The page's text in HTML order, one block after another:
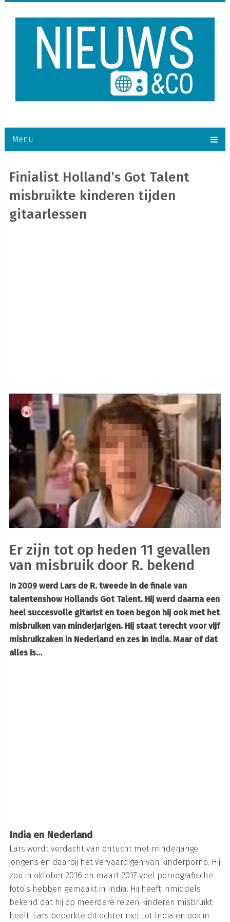
Menu
Finialist Holland’s Got Talent
misbruikte kinderen tijden
gitaarlessen
Er zijn tot op heden 11 gevallen
van misbruik door R. bekend
In 2009 werd Lars de R. tweede in de finale van
talentenshow Hollands Got Talent. Hij werd daarna een
heel succesvolle gitarist en toen begon hij ook met het
misbruiken van minderjarigen. Hij staat terecht voor vijf
misbruikzaken in Nederland en zes in India. Maar of dat
alles is…
India en Nederland
Lars wordt verdacht van ontucht met minderjarige
jongens en daarbij het vervaardigen van kinderporno. Hij
zou in oktober 2016 en maart 2017 veel pornografische
foto’s hebben gemaakt in India. Hij heeft inmiddels
bekend dat hij op meerdere reizen kinderen misbruikt
heeft. Lars beperkte dit echter niet tot India en ook in